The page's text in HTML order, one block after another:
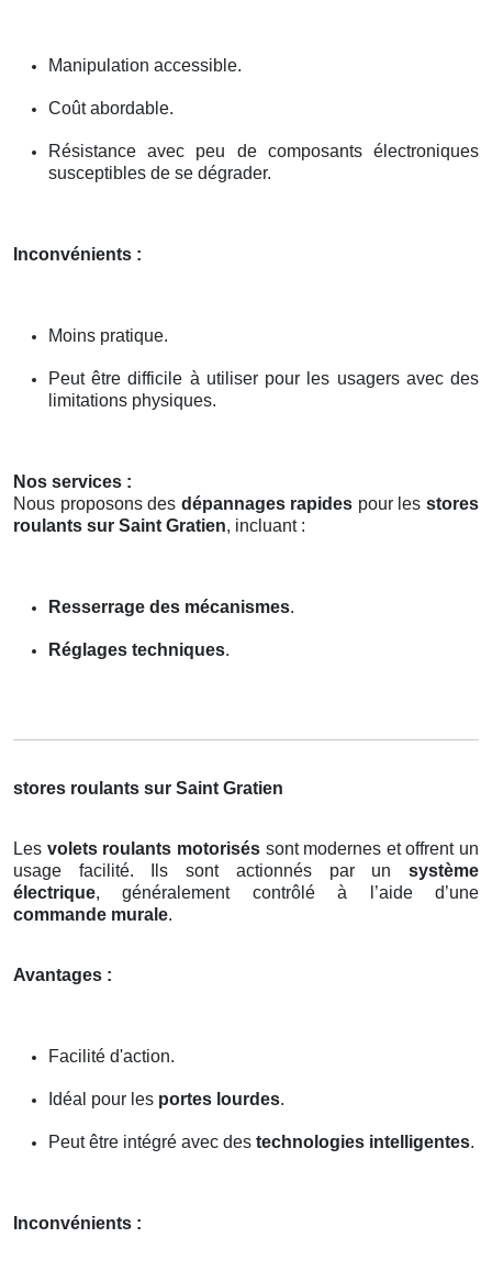
Manipulation accessible.
Coût abordable.
Résistance avec peu de composants électroniques
susceptibles de se dégrader.
Inconvénients :
Moins pratique.
Peut être difficile à utiliser pour les usagers avec des
limitations physiques.
Nos services :
Nous proposons des dépannages rapides pour lesstores
roulants sur Saint Gratien, incluant :
Resserrage des mécanismes.
Réglages techniques.
stores roulants sur Saint Gratien
Les volets roulants motoriséssont modernes et offrent un
usage facilité. Ils sont actionnés par un système
électrique, généralement contrôlé à l’aide d’une
commande murale.
Avantages :
Facilité d'action.
Idéal pour les portes lourdes.
Peut être intégré avec des technologies intelligentes.
Inconvénients :